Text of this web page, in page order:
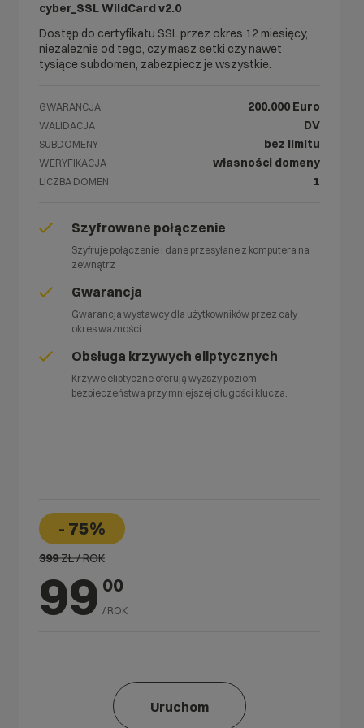
cyber_SSL WildCard v2.0
Dostęp do certyfikatu SSL przez okres 12 miesięcy,
niezależnie od tego, czy masz setki czy nawet
tysiące subdomen, zabezpiecz je wszystkie.
GWARANCJA 200.000 Euro
WALIDACJA DV
SUBDOMENY bez limitu
WERYFIKACJA własności domeny
LICZBA DOMEN 1
Szyfrowane połączenie
Szyfruje połączenie i dane przesyłane z komputera na
zewnątrz
Gwarancja
Gwarancja wystawcy dla użytkowników przez cały
okres ważności
Obsługa krzywych eliptycznych
Krzywe eliptyczne oferują wyższy poziom
bezpieczeństwa przy mniejszej długości klucza.
399ZŁ / ROK
- 75%
99 00
/ ROK
Uruchom